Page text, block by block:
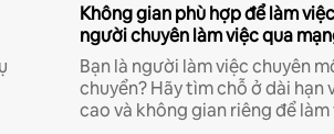
Không gian phù hợp để làm
người chuyên làm việc qua
Bạn là người làm việc chuyên
chuyển? Hãy tìm chỗ ở dài
cao và không gian riêng để làm